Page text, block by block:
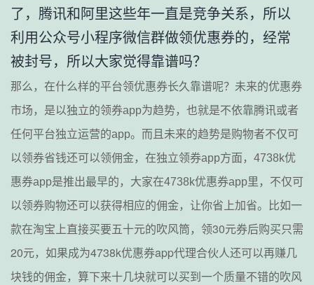
了，腾讯和阿里这些年一直是竞争关系，所以
利用公众号小程序微信群做领优惠券的，经常
被封号，所以大家觉得靠谱吗？
那么，在什么样的平台领优惠券长久靠谱呢？未来的优惠券
市场，是以独立的领券app为趋势，也就是不依靠腾讯或者
任何平台独立运营的app。而且未来的趋势是购物者不仅可
以领券省钱还可以领佣金，在独立领券app方面，4738k优
惠券app是推出最早的，大家在4738k优惠券app里，不仅可
以领券购物还可以获得相应的佣金，让你省上加省。比如一
款在淘宝上直接买要五十元的吹风筒，领30元券后购买只需
20元，如果成为4738k优惠券app代理合伙人还可以再赚几
块钱的佣金，算下来十几块就可以买到一个质量不错的吹风